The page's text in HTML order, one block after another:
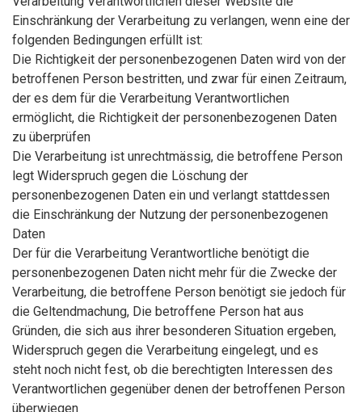
Einschränkung der Verarbeitung zu verlangen, wenn eine der
folgenden Bedingungen erfüllt ist:
Die Richtigkeit der personenbezogenen Daten wird von der
betroffenen Person bestritten, und zwar für einen Zeitraum,
der es dem für die Verarbeitung Verantwortlichen
ermöglicht, die Richtigkeit der personenbezogenen Daten
zu überprüfen
Die Verarbeitung ist unrechtmässig, die betroffene Person
legt Widerspruch gegen die Löschung der
personenbezogenen Daten ein und verlangt stattdessen
die Einschränkung der Nutzung der personenbezogenen
Daten
Der für die Verarbeitung Verantwortliche benötigt die
personenbezogenen Daten nicht mehr für die Zwecke der
Verarbeitung, die betroffene Person benötigt sie jedoch für
die Geltendmachung, Die betroffene Person hat aus
Gründen, die sich aus ihrer besonderen Situation ergeben,
Widerspruch gegen die Verarbeitung eingelegt, und es
steht noch nicht fest, ob die berechtigten Interessen des
Verantwortlichen gegenüber denen der betroffenen Person
überwiegen